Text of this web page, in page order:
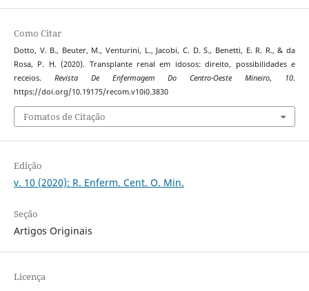
Como Citar
Dotto, V. B., Beuter, M., Venturini, L., Jacobi, C. D. S., Benetti, E. R. R., & da
Rosa, P. H. (2020). Transplante renal em idosos: direito, possibilidades e
receios. Revista De Enfermagem Do Centro-Oeste Mineiro, 10.
https://doi.org/10.19175/recom.v10i0.3830
Fomatos de Citação
Edição
v. 10 (2020): R. Enferm. Cent. O. Min.
Seção
Artigos Originais
Licença